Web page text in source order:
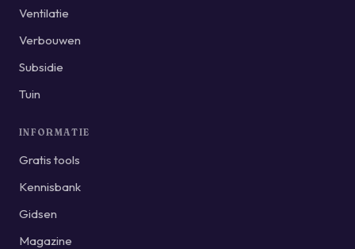
Ventilatie
Verbouwen
Subsidie
Tuin
INFORMATIE
Gratis tools
Kennisbank
Gidsen
Magazine